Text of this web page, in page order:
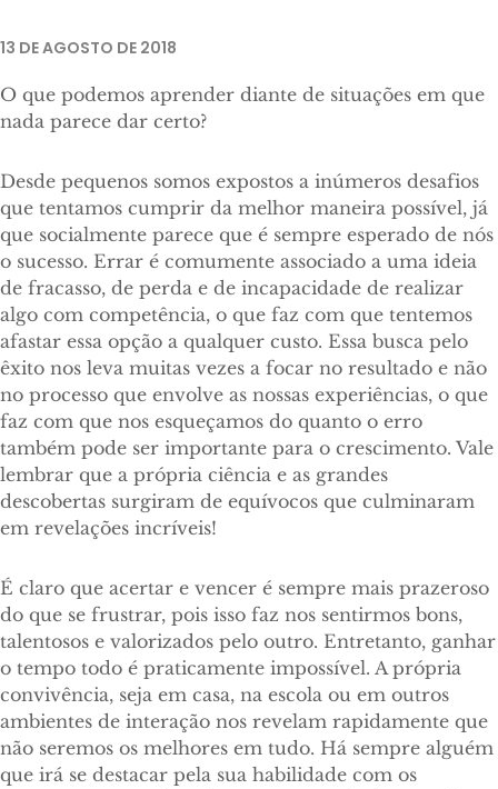
13 DE AGOSTO DE 2018
O que podemos aprender diante de situações em que
nada parece dar certo?
Desde pequenos somos expostos a inúmeros desafios
que tentamos cumprir da melhor maneira possível, já
que socialmente parece que é sempre esperado de nós
o sucesso. Errar é comumente associado a uma ideia
de fracasso, de perda e de incapacidade de realizar
algo com competência, o que faz com que tentemos
afastar essa opção a qualquer custo. Essa busca pelo
êxito nos leva muitas vezes a focar no resultado e não
no processo que envolve as nossas experiências, o que
faz com que nos esqueçamos do quanto o erro
também pode ser importante para o crescimento. Vale
lembrar que a própria ciência e as grandes
descobertas surgiram de equívocos que culminaram
em revelações incríveis!
É claro que acertar e vencer é sempre mais prazeroso
do que se frustrar, pois isso faz nos sentirmos bons,
talentosos e valorizados pelo outro. Entretanto, ganhar
o tempo todo é praticamente impossível. A própria
convivência, seja em casa, na escola ou em outros
ambientes de interação nos revelam rapidamente que
não seremos os melhores em tudo. Há sempre alguém
que irá se destacar pela sua habilidade com os